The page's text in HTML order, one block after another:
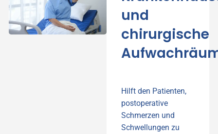
und
chirurgische
Hilft den Patienten,
postoperative
Schmerzen und
Schwellungen zu